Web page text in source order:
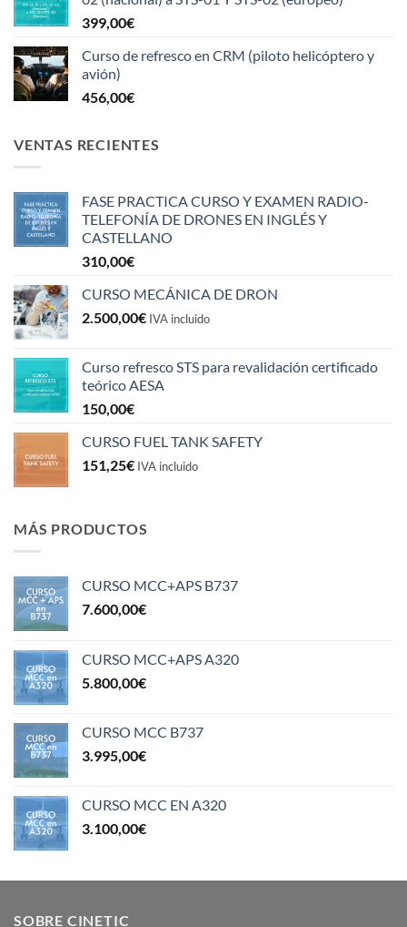
399,00€
Curso de refresco en CRM (piloto helicóptero y
avión)
456,00€
VENTAS RECIENTES
FASE PRACTICA CURSO Y EXAMEN RADIO-
TELEFONÍA DE DRONES EN INGLÉS Y
CASTELLANO
310,00€
CURSO MECÁNICA DE DRON
2.500,00€ IVA incluido
Curso refresco STS para revalidación certificado
teórico AESA
150,00€
CURSO FUEL TANK SAFETY
151,25€ IVA incluido
MÁS PRODUCTOS
CURSO MCC+APS B737
7.600,00€
CURSO MCC+APS A320
5.800,00€
CURSO MCC B737
3.995,00€
CURSO MCC EN A320
3.100,00€
SOBRE CINETIC